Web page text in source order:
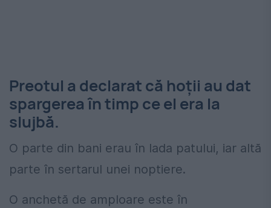
Preotul a declarat că hoții au dat
spargerea în timp ce el era la
slujbă.
O parte din bani erau în lada patului, iar altă
parte în sertarul unei noptiere.
O anchetă de amploare este în